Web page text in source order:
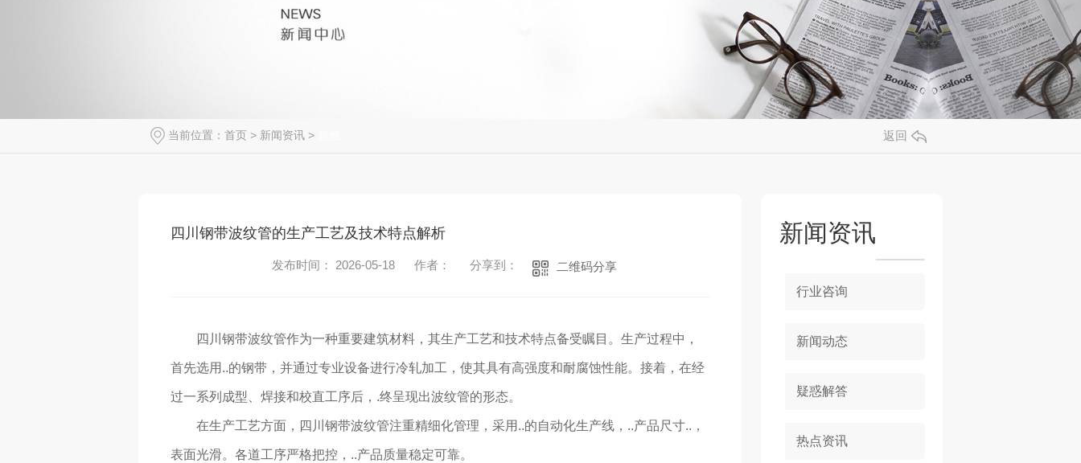
当前位置： 首页 > 新闻资讯 > 返回
四川钢带波纹管的生产工艺及技术特点解析
发布时间： 2026-05-18 作者： 分享到： 二维码分享
四川钢带波纹管作为一种重要建筑材料，其生产工艺和技术特点备受瞩目。生产过程中，
首先选用..的钢带，并通过专业设备进行冷轧加工，使其具有高强度和耐腐蚀性能。接着，在经
过一系列成型、焊接和校直工序后，.终呈现出波纹管的形态。
在生产工艺方面，四川钢带波纹管注重精细化管理，采用..的自动化生产线，..产品尺寸..，
表面光滑。各道工序严格把控，..产品质量稳定可靠。
新闻资讯
行业咨询
新闻动态
疑惑解答
热点资讯